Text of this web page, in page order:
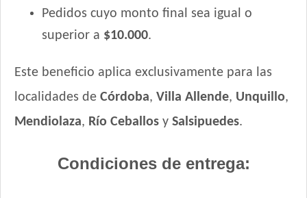
Pedidos cuyo monto final sea igual o
superior a $10.000.
Este beneficio aplica exclusivamente para las
localidades de Córdoba, Villa Allende, Unquillo,
Mendiolaza, Río Ceballos y Salsipuedes.
Condiciones de entrega: